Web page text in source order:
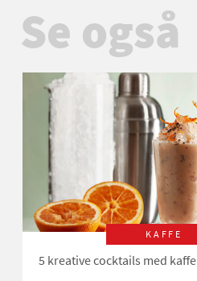
Se også
KAFFE
5 kreative cocktails med kaffe